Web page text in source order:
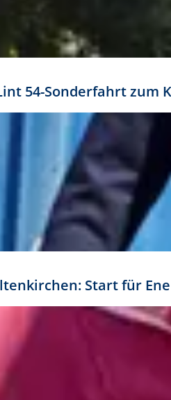
54-Sonderfahrt
Start für